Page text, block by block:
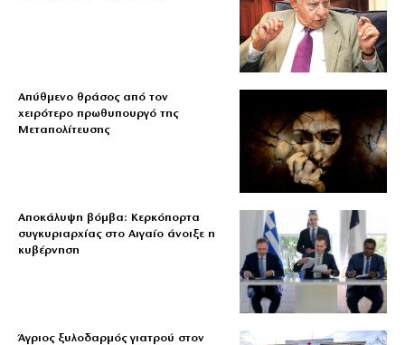
Απύθμενο θράσος από τον
χειρότερο πρωθυπουργό της
Μεταπολίτευσης
Αποκάλυψη βόμβα: Κερκόπορτα
συγκυριαρχίας στο Αιγαίο άνοιξε η
κυβέρνηση
Άγριος ξυλοδαρμός γιατρού στον